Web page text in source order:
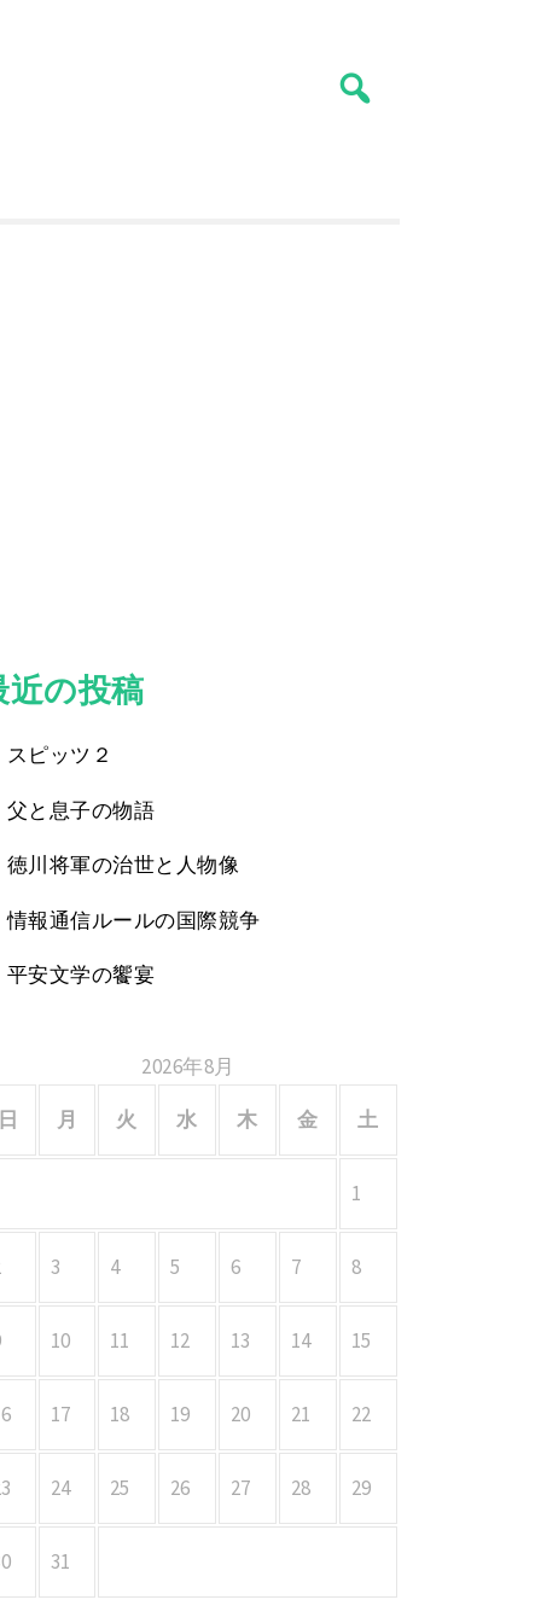
近の投稿
スピッツ２
父と息子の物語
徳川将軍の治世と人物像
情報通信ルールの国際競争
平安文学の饗宴
2026年8月
月 火 水 木 金 土
1
3 4 5 6 7 8
10 11 12 13 14 15
17 18 19 20 21 22
24 25 26 27 28 29
31